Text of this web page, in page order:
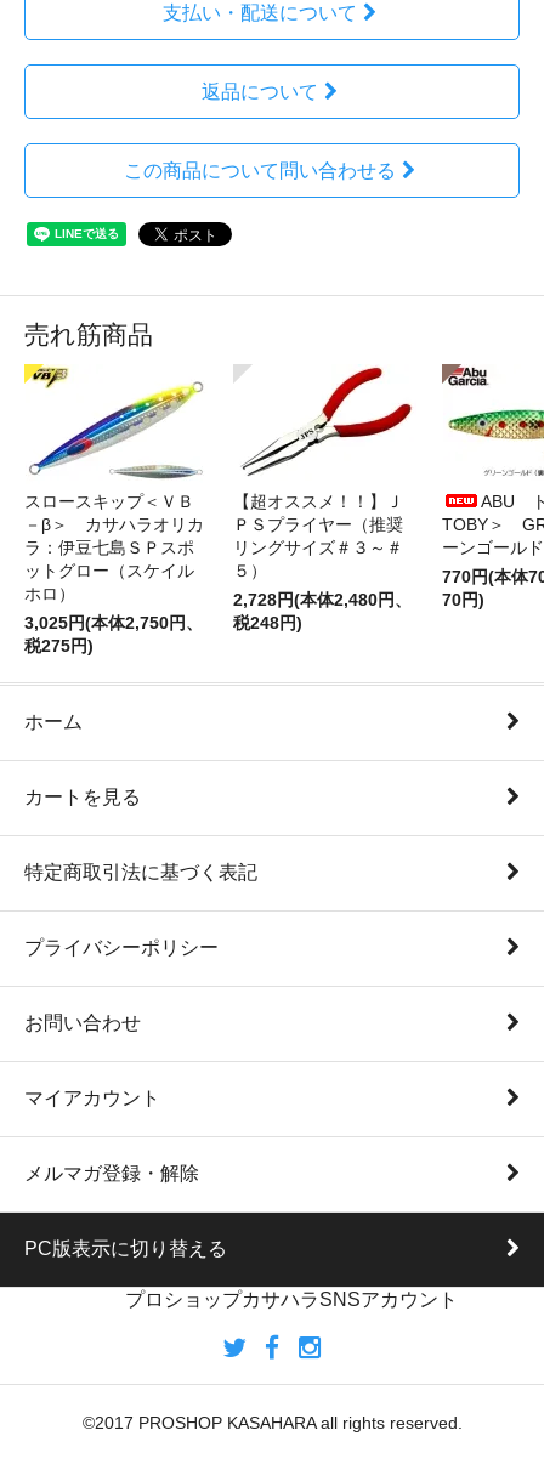
支払い・配送について
返品について
この商品について問い合わせる
売れ筋商品
スロースキップ＜ＶＢ
－β＞ カサハラオリカ
ラ：伊豆七島ＳＰスポ
ットグロー（スケイル
ホロ）
3,025円(本体2,750円、
税275円)
【超オススメ！！】Ｊ
ＰＳプライヤー（推奨
リングサイズ＃３～＃
５）
2,728円(本体2,480円、
税248円)
ABU
TOBY＞
ーンゴールド
770円(本体
70円)
ホーム
カートを見る
特定商取引法に基づく表記
プライバシーポリシー
お問い合わせ
マイアカウント
メルマガ登録・解除
PC版表示に切り替える
プロショップカサハラSNSアカウント
©2017 PROSHOP KASAHARA all rights reserved.